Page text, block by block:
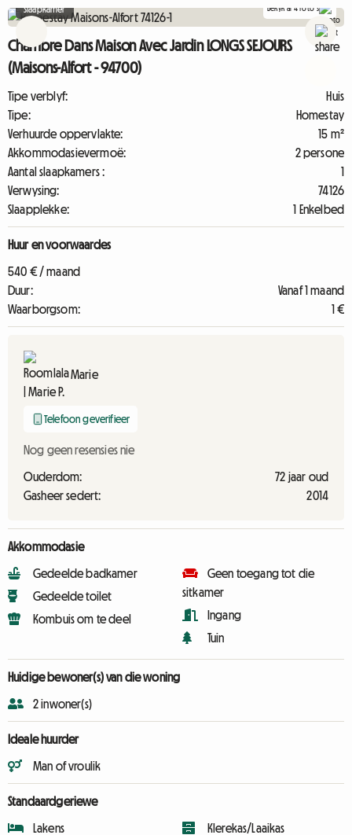
Slaapkamer Bekyk al 4 foto's
Chambre Dans Maison Avec Jardin LONGS SEJOURS
(Maisons-Alfort - 94700)
Tipe verblyf:
Huis
Tipe:
Homestay
Verhuurde oppervlakte:
15 m²
Akkommodasievermoë:
2 persone
Aantal slaapkamers :
1
Verwysing:
74126
Slaapplekke:
1 Enkelbed
Huur en voorwaardes
540 € / maand
Duur:
Vanaf 1 maand
Waarborgsom:
1 €
Marie
Telefoon geverifieer
Nog geen resensies nie
Ouderdom:
72 jaar oud
Gasheer sedert:
2014
Akkommodasie
Gedeelde badkamer
Gedeelde toilet
Kombuis om te deel
Geen toegang tot die
sitkamer
Ingang
Tuin
Huidige bewoner(s) van die woning
2 inwoner(s)
Ideale huurder
Man of vroulik
Standaardgeriewe
Lakens
Klerekas/Laaikas